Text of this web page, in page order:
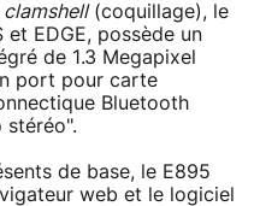
clamshell(coquillage), le
et EDGE, possède un
de 1.3 Megapixel
port pour carte
Bluetooth
stéréo".
de base, le E895
web et le logiciel